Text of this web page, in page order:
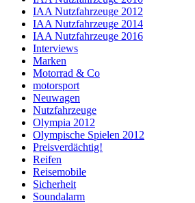
IAA Nutzfahrzeuge 2012
IAA Nutzfahrzeuge 2014
IAA Nutzfahrzeuge 2016
Interviews
Marken
Motorrad & Co
motorsport
Neuwagen
Nutzfahrzeuge
Olympia 2012
Olympische Spielen 2012
Preisverdächtig!
Reifen
Reisemobile
Sicherheit
Soundalarm